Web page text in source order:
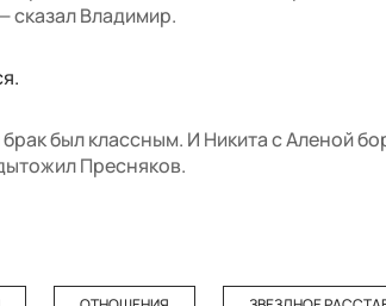
сказал Владимир.
был классным. И Никита с Аленой
Пресняков.